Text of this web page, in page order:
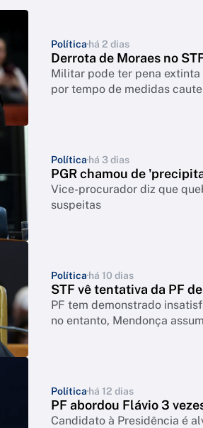
Política há 2 dias
Derrota de Moraes no
Militar pode ter pena
por tempo de medidas
Política há 3 dias
PGR chamou de
Vice-procurador diz que
suspeitas
Política há 10 dias
STF vê tentativa da PF
PF tem demonstrado
no entanto, Mendonça
Política há 12 dias
PF abordou Flávio 3
Candidato à Presidência é